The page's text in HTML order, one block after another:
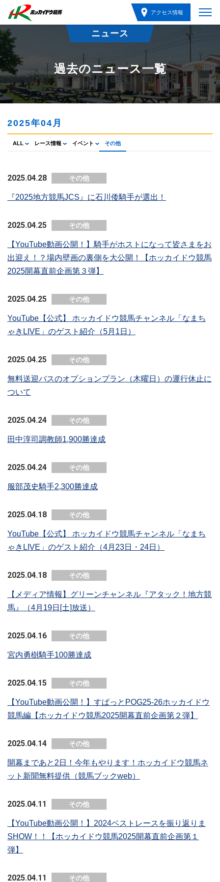
アクセス情報
ニュース
過去のニュース一覧
2025年04月
ALL レース情報 イベント その他
2025.04.28 その他
『2025地方競馬JCS』に石川倭騎手が選出！
2025.04.25 その他
【YouTube動画公開！】騎手がホストになって皆さまをお
出迎え！？場内壁画の裏側を大公開！【ホッカイドウ競馬
2025開幕直前企画第３弾】
2025.04.25 その他
YouTube【公式】 ホッカイドウ競馬チャンネル「なまち
ゃきLIVE」のゲスト紹介（5月1日）
2025.04.25 その他
無料送迎バスのオプションプラン（木曜日）の運行休止に
ついて
2025.04.24 その他
田中淳司調教師1,900勝達成
2025.04.24 その他
服部茂史騎手2,300勝達成
2025.04.18 その他
YouTube【公式】 ホッカイドウ競馬チャンネル「なまち
ゃきLIVE」のゲスト紹介（4月23日・24日）
2025.04.18 その他
【メディア情報】グリーンチャンネル『アタック！地方競
馬』（4月19日[土]放送）
2025.04.16 その他
宮内勇樹騎手100勝達成
2025.04.15 その他
【YouTube動画公開！】すぱっとPOG25-26ホッカイドウ
競馬編【ホッカイドウ競馬2025開幕直前企画第２弾】
2025.04.14 その他
開幕まであと2日！今年もやります！ホッカイドウ競馬ネ
ット新聞無料提供（競馬ブックweb）
2025.04.11 その他
【YouTube動画公開！】2024ベストレースを振り返りま
SHOW！！【ホッカイドウ競馬2025開幕直前企画第１
弾】
2025.04.11 その他